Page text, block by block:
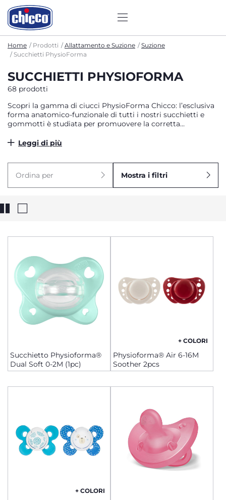
Home Prodotti Allattamento e Suzione
Suzione
Succhietti PhysioForma
SUCCHIETTI PHYSIOFORMA
68 prodotti
Scopri la gamma di ciucci PhysioForma Chicco: l’esclusiva
forma anatomico-funzionale di tutti i nostri succhietti e
gommotti è studiata per promuovere la corretta
della bocca: respirazione, suzione, deglutizione,
Leggi di più
Ordina per Mostra i filtri
Succhietto Physioforma®
Dual Soft 0-2M (1pc)
+ COLORI
Physioforma® Air 6-16M
Soother 2pcs
+ COLORI